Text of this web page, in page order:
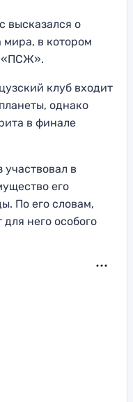
высказался о
мира, в котором
«ПСЖ».
клуб входит
однако
в финале
в
его
По его словам,
него особого